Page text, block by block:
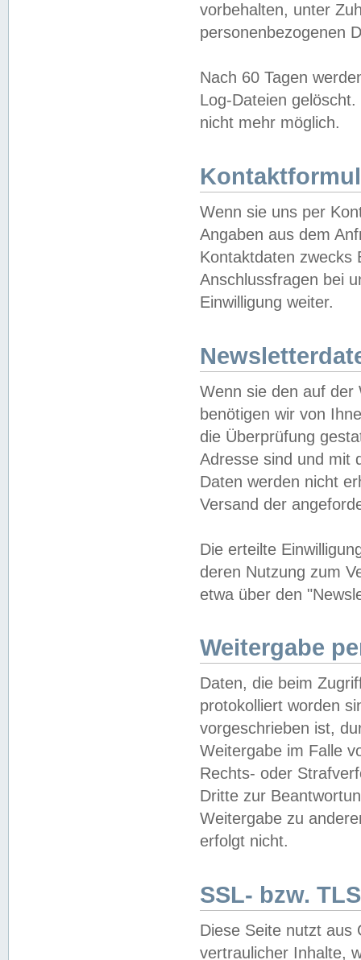
vorbehalten, unter
personenbezogenen
Nach 60 Tagen
Log-Dateien
nicht mehr möglich.
Wenn sie uns per
Angaben aus dem
Kontaktdaten zwecks
Anschlussfragen bei
Einwilligung weiter.
Wenn sie den auf der
benötigen wir von
die Überprüfung
Adresse sind und mit
Daten werden nicht
Versand der
Die erteilte
deren Nutzung zum
etwa über den
Weitergabe
Daten, die beim
protokolliert worden
vorgeschrieben ist,
Weitergabe im Falle
Rechts- oder
Dritte zur
Weitergabe zu
erfolgt nicht.
SSL- bzw.
Diese Seite nutzt aus
vertraulicher Inhalte,